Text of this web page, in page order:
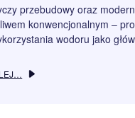
przebudowy oraz
konwencjonalnym –
wodoru jako